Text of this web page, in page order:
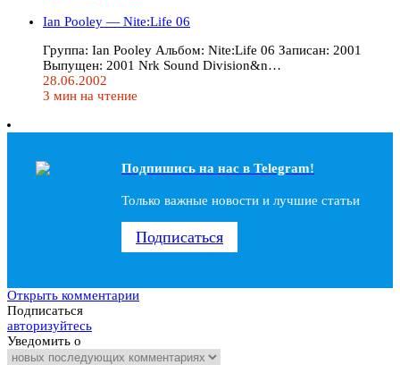
Ian Pooley — Nite:Life 06
Группа: Ian Pooley Альбом: Nite:Life 06 Записан: 2001
Выпущен: 2001 Nrk Sound Division&n…
28.06.2002
3 мин на чтение
Подпишись на наc в Telegram!
Только важные новости и лучшие статьи
Подписаться
Открыть комментарии
Подписаться
авторизуйтесь
Уведомить о